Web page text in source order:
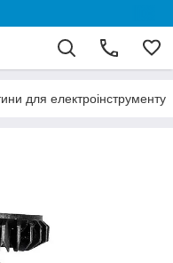
для електроінструменту